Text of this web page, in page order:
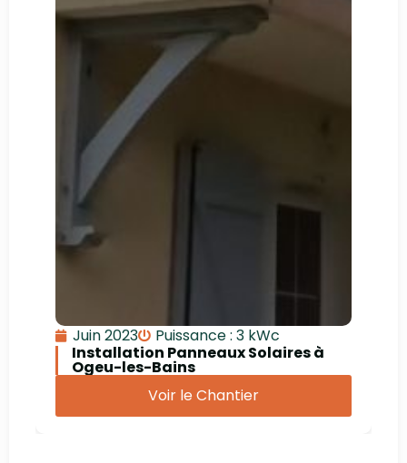
Juin 2023
Puissance : 3 kWc
Installation Panneaux Solaires à
Ogeu-les-Bains
Voir le Chantier